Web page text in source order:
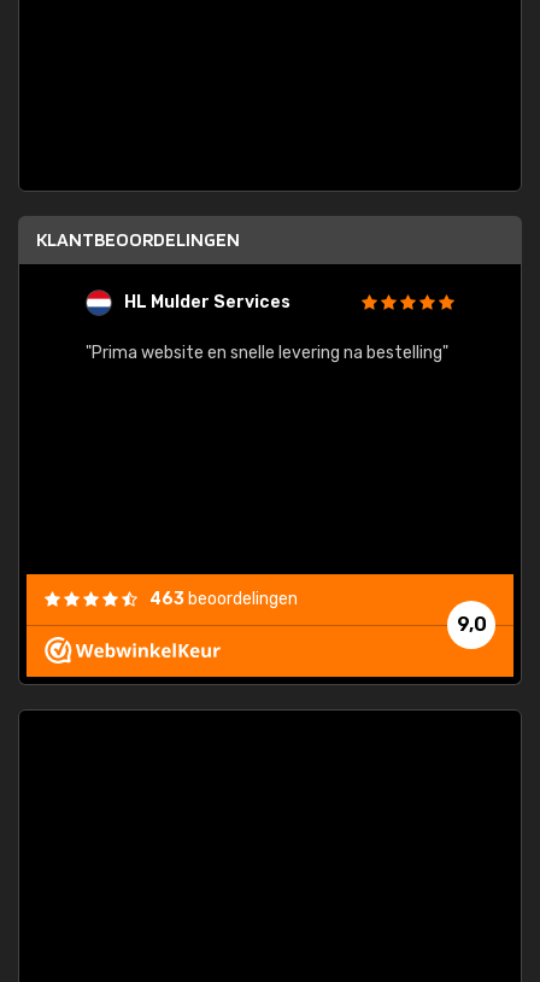
KLANTBEOORDELINGEN
HL Mulder Services
"Prima website en snelle levering na bestelling"
9,0
463 beoordelingen